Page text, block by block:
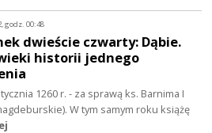
godz. 00:48
dwieście czwarty: Dąbie.
historii jednego
1260 r. - za sprawą ks. Barnima I
W tym samym roku książę